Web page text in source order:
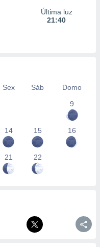
Última luz
21:40
Sex Sáb
Domo
9
14 15 16
21 22